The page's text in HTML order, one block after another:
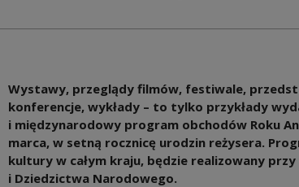
Wystawy, przeglądy filmów, festiwale,
konferencje, wykłady – to tylko przykłady
i międzynarodowy program obchodów Roku
marca, w setną rocznicę urodzin reżysera.
kultury w całym kraju, będzie realizowany
i Dziedzictwa Narodowego.